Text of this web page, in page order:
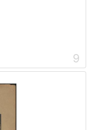
9